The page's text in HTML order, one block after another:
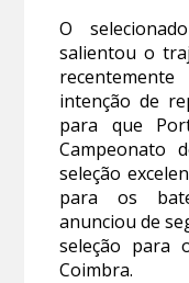
O
salientou o
intenção de
para que
Campeonato
seleção
para os
anunciou de
seleção para
Coimbra.